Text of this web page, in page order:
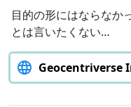
目的の形にはならなか
とは言いたくない…
Geocentriverse